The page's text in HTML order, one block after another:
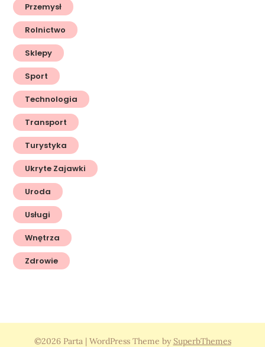
Przemysł
Rolnictwo
Sklepy
Sport
Technologia
Transport
Turystyka
Ukryte Zajawki
Uroda
Usługi
Wnętrza
Zdrowie
©2026 Parta | WordPress Theme by SuperbThemes